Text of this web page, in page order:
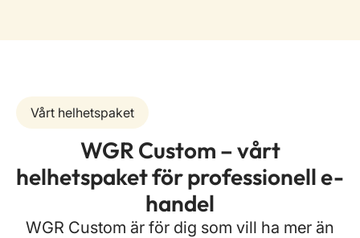
Vårt helhetspaket
WGR Custom – vårt
helhetspaket för professionell e-
handel
WGR Custom är för dig som vill ha mer än